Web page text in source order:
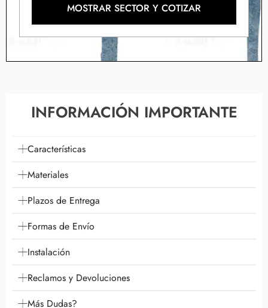
MOSTRAR SECTOR Y COTIZAR
INFORMACIÓN IMPORTANTE
Características
Materiales
Plazos de Entrega
Formas de Envío
Instalación
Reclamos y Devoluciones
Más Dudas?